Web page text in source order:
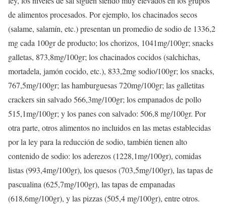
de alimentos procesados. Por ejemplo, los chacinados secos
(salame, salamín, etc.) presentan un promedio de sodio de 1336,2
mg cada 100gr de producto; los chorizos, 1041mg/100gr; snacks
galletas, 873,8mg/100gr; los chacinados cocidos (salchichas,
mortadela, jamón cocido, etc.), 833,2mg sodio/100gr; los snacks,
767,5mg/100gr; las hamburguesas 720mg/100gr; las galletitas
crackers sin salvado 566,3mg/100gr; los empanados de pollo
515,1mg/100gr; y los panes con salvado: 506,8 mg/100gr. Por
otra parte, otros alimentos no incluidos en las metas establecidas
por la ley para la reducción de sodio, también tienen alto
contenido de sodio: los aderezos (1228,1mg/100gr), comidas
listas (993,4mg/100gr), los quesos (703,5mg/100gr), las tapas de
pascualina (625,7mg/100gr), las tapas de empanadas
(618,6mg/100gr), y las pizzas (505,4 mg/100gr), entre otros.